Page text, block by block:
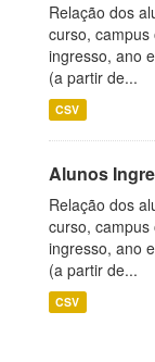
Relação dos
curso,
ingresso, ano
(a partir de...
CSV
Alunos
Relação dos
curso,
ingresso, ano
(a partir de...
CSV